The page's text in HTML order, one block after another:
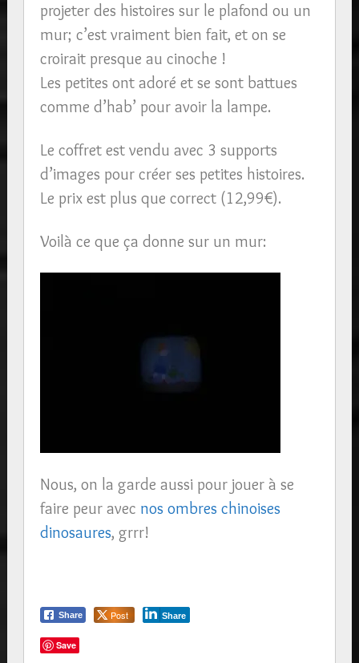
projeter des histoires sur le plafond ou un
mur; c’est vraiment bien fait, et on se
croirait presque au cinoche !
Les petites ont adoré et se sont battues
comme d’hab’ pour avoir la lampe.
Le coffret est vendu avec 3 supports
d’images pour créer ses petites histoires.
Le prix est plus que correct (12,99€).
Voilà ce que ça donne sur un mur:
Nous, on la garde aussi pour jouer à se
faire peur avec nos ombres chinoises
dinosaures, grrr!
Share Post Share
Save